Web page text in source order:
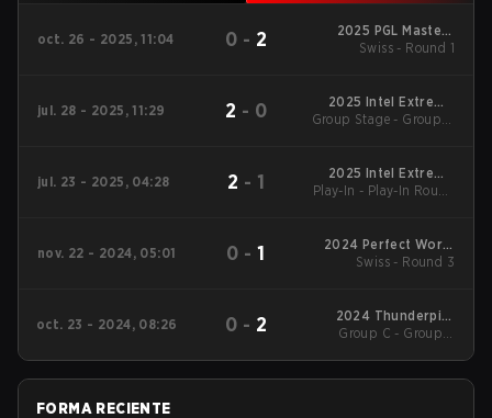
oct. 26 - 2025, 11:04 0 - 2
2025 PGL Masters
Bucharest
Swiss - Round 1
jul. 28 - 2025, 11:29 2 - 0
2025 Intel Extreme
Masters Cologne
Group Stage - Group B
jul. 23 - 2025, 04:28 2 - 1
2025 Intel Extreme
Masters Cologne
Play-In - Play-In Round
nov. 22 - 2024, 05:01 0 -1
2024 Perfect World
Shanghai Major :
Swiss - Round 3
oct. 23 - 2024, 08:26 0 - 2
2024 Thunderpick
World Championship
Group C - Group C
FORMA RECIENTE